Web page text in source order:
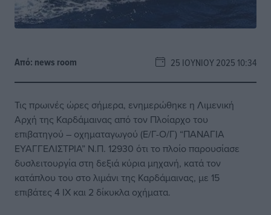
Από: news room 25 ΙΟΥΝΊΟΥ 2025 10:34
Τις πρωινές ώρες σήμερα, ενημερώθηκε η Λιμενική
Αρχή της Καρδάμαινας από τον Πλοίαρχο του
επιβατηγού – οχηματαγωγού (Ε/Γ-Ο/Γ) “ΠΑΝΑΓΙΑ
ΕΥΑΓΓΕΛΙΣΤΡΙΑ” Ν.Π. 12930 ότι το πλοίο παρουσίασε
δυσλειτουργία στη δεξιά κύρια μηχανή, κατά τον
κατάπλου του στο λιμάνι της Καρδάμαινας, με 15
επιβάτες 4 ΙΧ και 2 δίκυκλα οχήματα.